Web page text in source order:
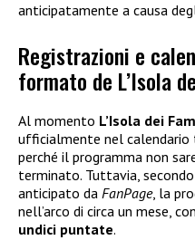
anticipatamente a causa
Registrazioni e
formato de L’Isola
Al momento L’Isola dei
ufficialmente nel calendario
perché il programma non
terminato. Tuttavia,
anticipato da FanPage, la
nell’arco di circa un mese,
undici puntate.